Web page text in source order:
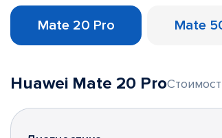
Mate 20 Pro Mate
Huawei Mate 20 Pro